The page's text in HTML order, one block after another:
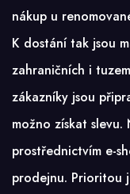
nákup u
K dostání tak jsou
zahraničních i
zákazníky jsou
možno získat
prostřednictvím e-
prodejnu. Prioritou